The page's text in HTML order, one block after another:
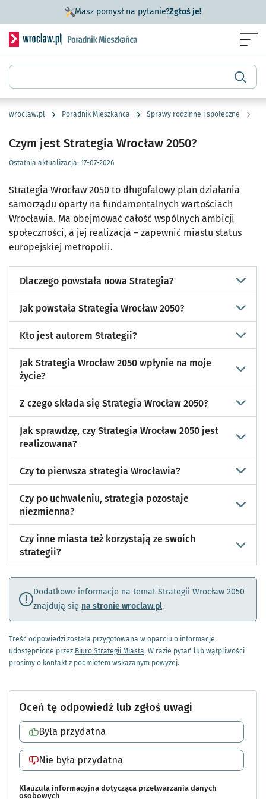
Masz pomysł na pytanie?Zgłoś je!- otworzy się w
Serwis informacyjny wroclaw.pl podserwis: Poradnik
Wyszukiwarka
wroclaw.pl Poradnik Mieszkańca Sprawy rodzinne i społeczne
Czym jest Strategia Wrocław 2050?
Ostatnia aktualizacja: 17-07-2026
Strategia Wrocław 2050 to długofalowy plan działania
samorządu oparty na fundamentalnych wartościach
Wrocławia. Ma obejmować całość wspólnych ambicji
społeczności, a jej realizacja – zapewnić miastu status
europejskiej metropolii.
Dlaczego powstała nowa Strategia?
Jak powstała Strategia Wrocław 2050?
Kto jest autorem Strategii?
Jak Strategia Wrocław 2050 wpłynie na moje
życie?
Z czego składa się Strategia Wrocław 2050?
Jak sprawdzę, czy Strategia Wrocław 2050 jest
realizowana?
Czy to pierwsza strategia Wrocławia?
Czy po uchwaleniu, strategia pozostaje
niezmienna?
Czy inne miasta też korzystają ze swoich
strategii?
Dodatkowe informacje na temat Strategii Wrocław 2050
znajdują się na stronie wroclaw.pl.
Treść odpowiedzi została przygotowana w oparciu o informacje
udostępnione przez Biuro Strategii Miasta. W razie pytań lub wątpliwości
prosimy o kontakt z podmiotem wskazanym powyżej.
Klauzula informacyjna dotycząca przetwarzania danych
osobowych